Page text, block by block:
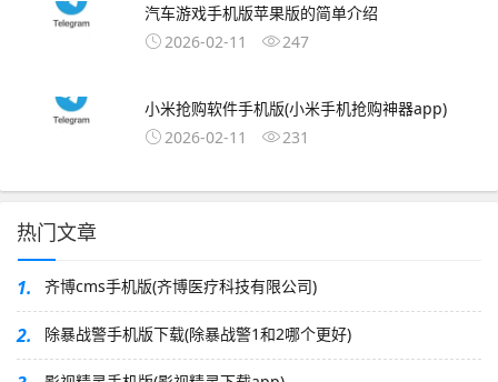
汽车游戏手机版苹果版的简单介绍
2026-02-11
247
小米抢购软件手机版(小米手机抢购神器app)
2026-02-11
231
热门文章
1. 齐博cms手机版(齐博医疗科技有限公司)
2. 除暴战警手机版下载(除暴战警1和2哪个更好)